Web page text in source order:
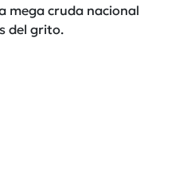
mega cruda nacional
del grito.